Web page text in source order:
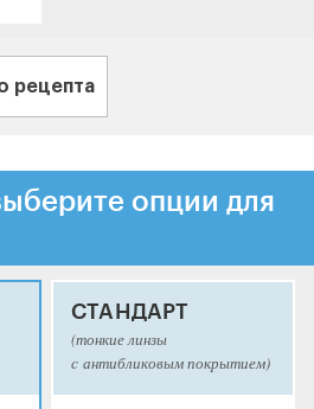
рецепта
опции для
СТАНДАРТ
(тонкие линзы
с антибликовым покрытием)